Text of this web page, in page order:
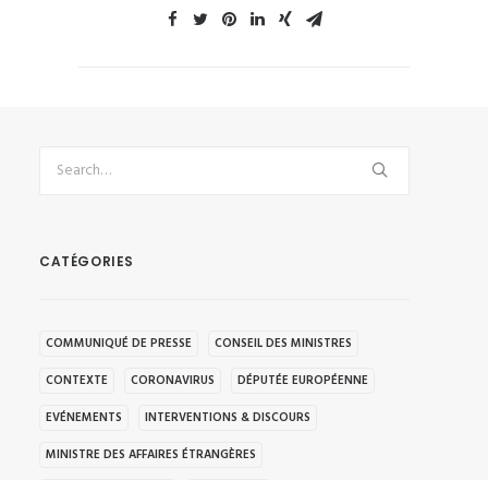
CATÉGORIES
COMMUNIQUÉ DE PRESSE
CONSEIL DES MINISTRES
CONTEXTE
CORONAVIRUS
DÉPUTÉE EUROPÉENNE
EVÉNEMENTS
INTERVENTIONS & DISCOURS
MINISTRE DES AFFAIRES ÉTRANGÈRES